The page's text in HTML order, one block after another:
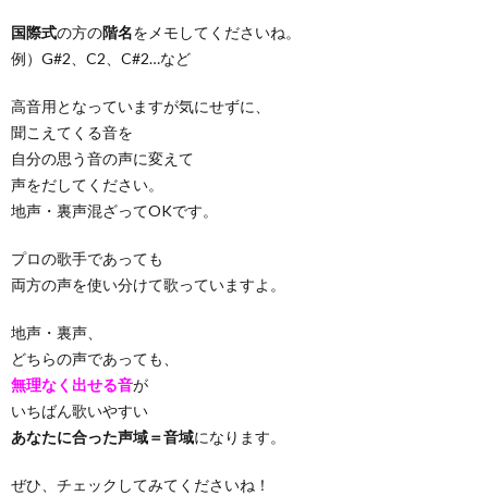
国際式の方の階名をメモしてくださいね。
例）G#2、C2、C#2…など
高音用となっていますが気にせずに、
聞こえてくる音を
自分の思う音の声に変えて
声をだしてください。
地声・裏声混ざってOKです。
プロの歌手であっても
両方の声を使い分けて歌っていますよ。
地声・裏声、
どちらの声であっても、
無理なく出せる音が
いちばん歌いやすい
あなたに合った声域＝音域になります。
ぜひ、チェックしてみてくださいね！